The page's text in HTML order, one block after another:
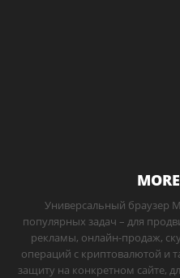
Универсальный браузер
популярных задач – для
рекламы, онлайн-продаж,
операций с криптовалютой и
защиту на конкретном сайте,